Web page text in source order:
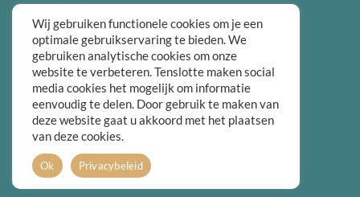
Diensten
Over ons
Informatie
Algemene voorwaarden
Privacybeleid
Over ons
FAQ
Wij gebruiken functionele cookies om je een
optimale gebruikservaring te bieden. We
gebruiken analytische cookies om onze
website te verbeteren. Tenslotte maken social
media cookies het mogelijk om informatie
eenvoudig te delen. Door gebruik te maken van
deze website gaat u akkoord met het plaatsen
van deze cookies.
Ok Privacybeleid